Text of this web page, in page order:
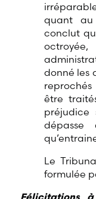
quant au
conclut
donné les
être
préjudice
dépasse
Le
formulée